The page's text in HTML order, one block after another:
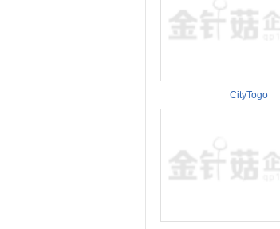
CityTogo